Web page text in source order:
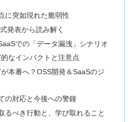
に突如現れた脆弱性
発表から読み解く
での「データ漏洩」シナリオ
なインパクトと注意点
本番へ？OSS開発＆SaaSのジ
の対応と今後への警鐘
るべき行動と、学び取れること